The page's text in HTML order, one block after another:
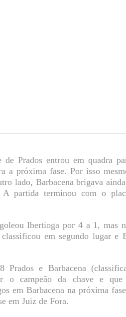
Prados entrou em quadra
a próxima fase. Por isso
lado, Barbacena brigava
partida terminou com o
Ibertioga por 4 a 1, mas
em segundo lugar e
Prados e Barbacena
o campeão da chave e que
em Barbacena na próxima
em Juiz de Fora.